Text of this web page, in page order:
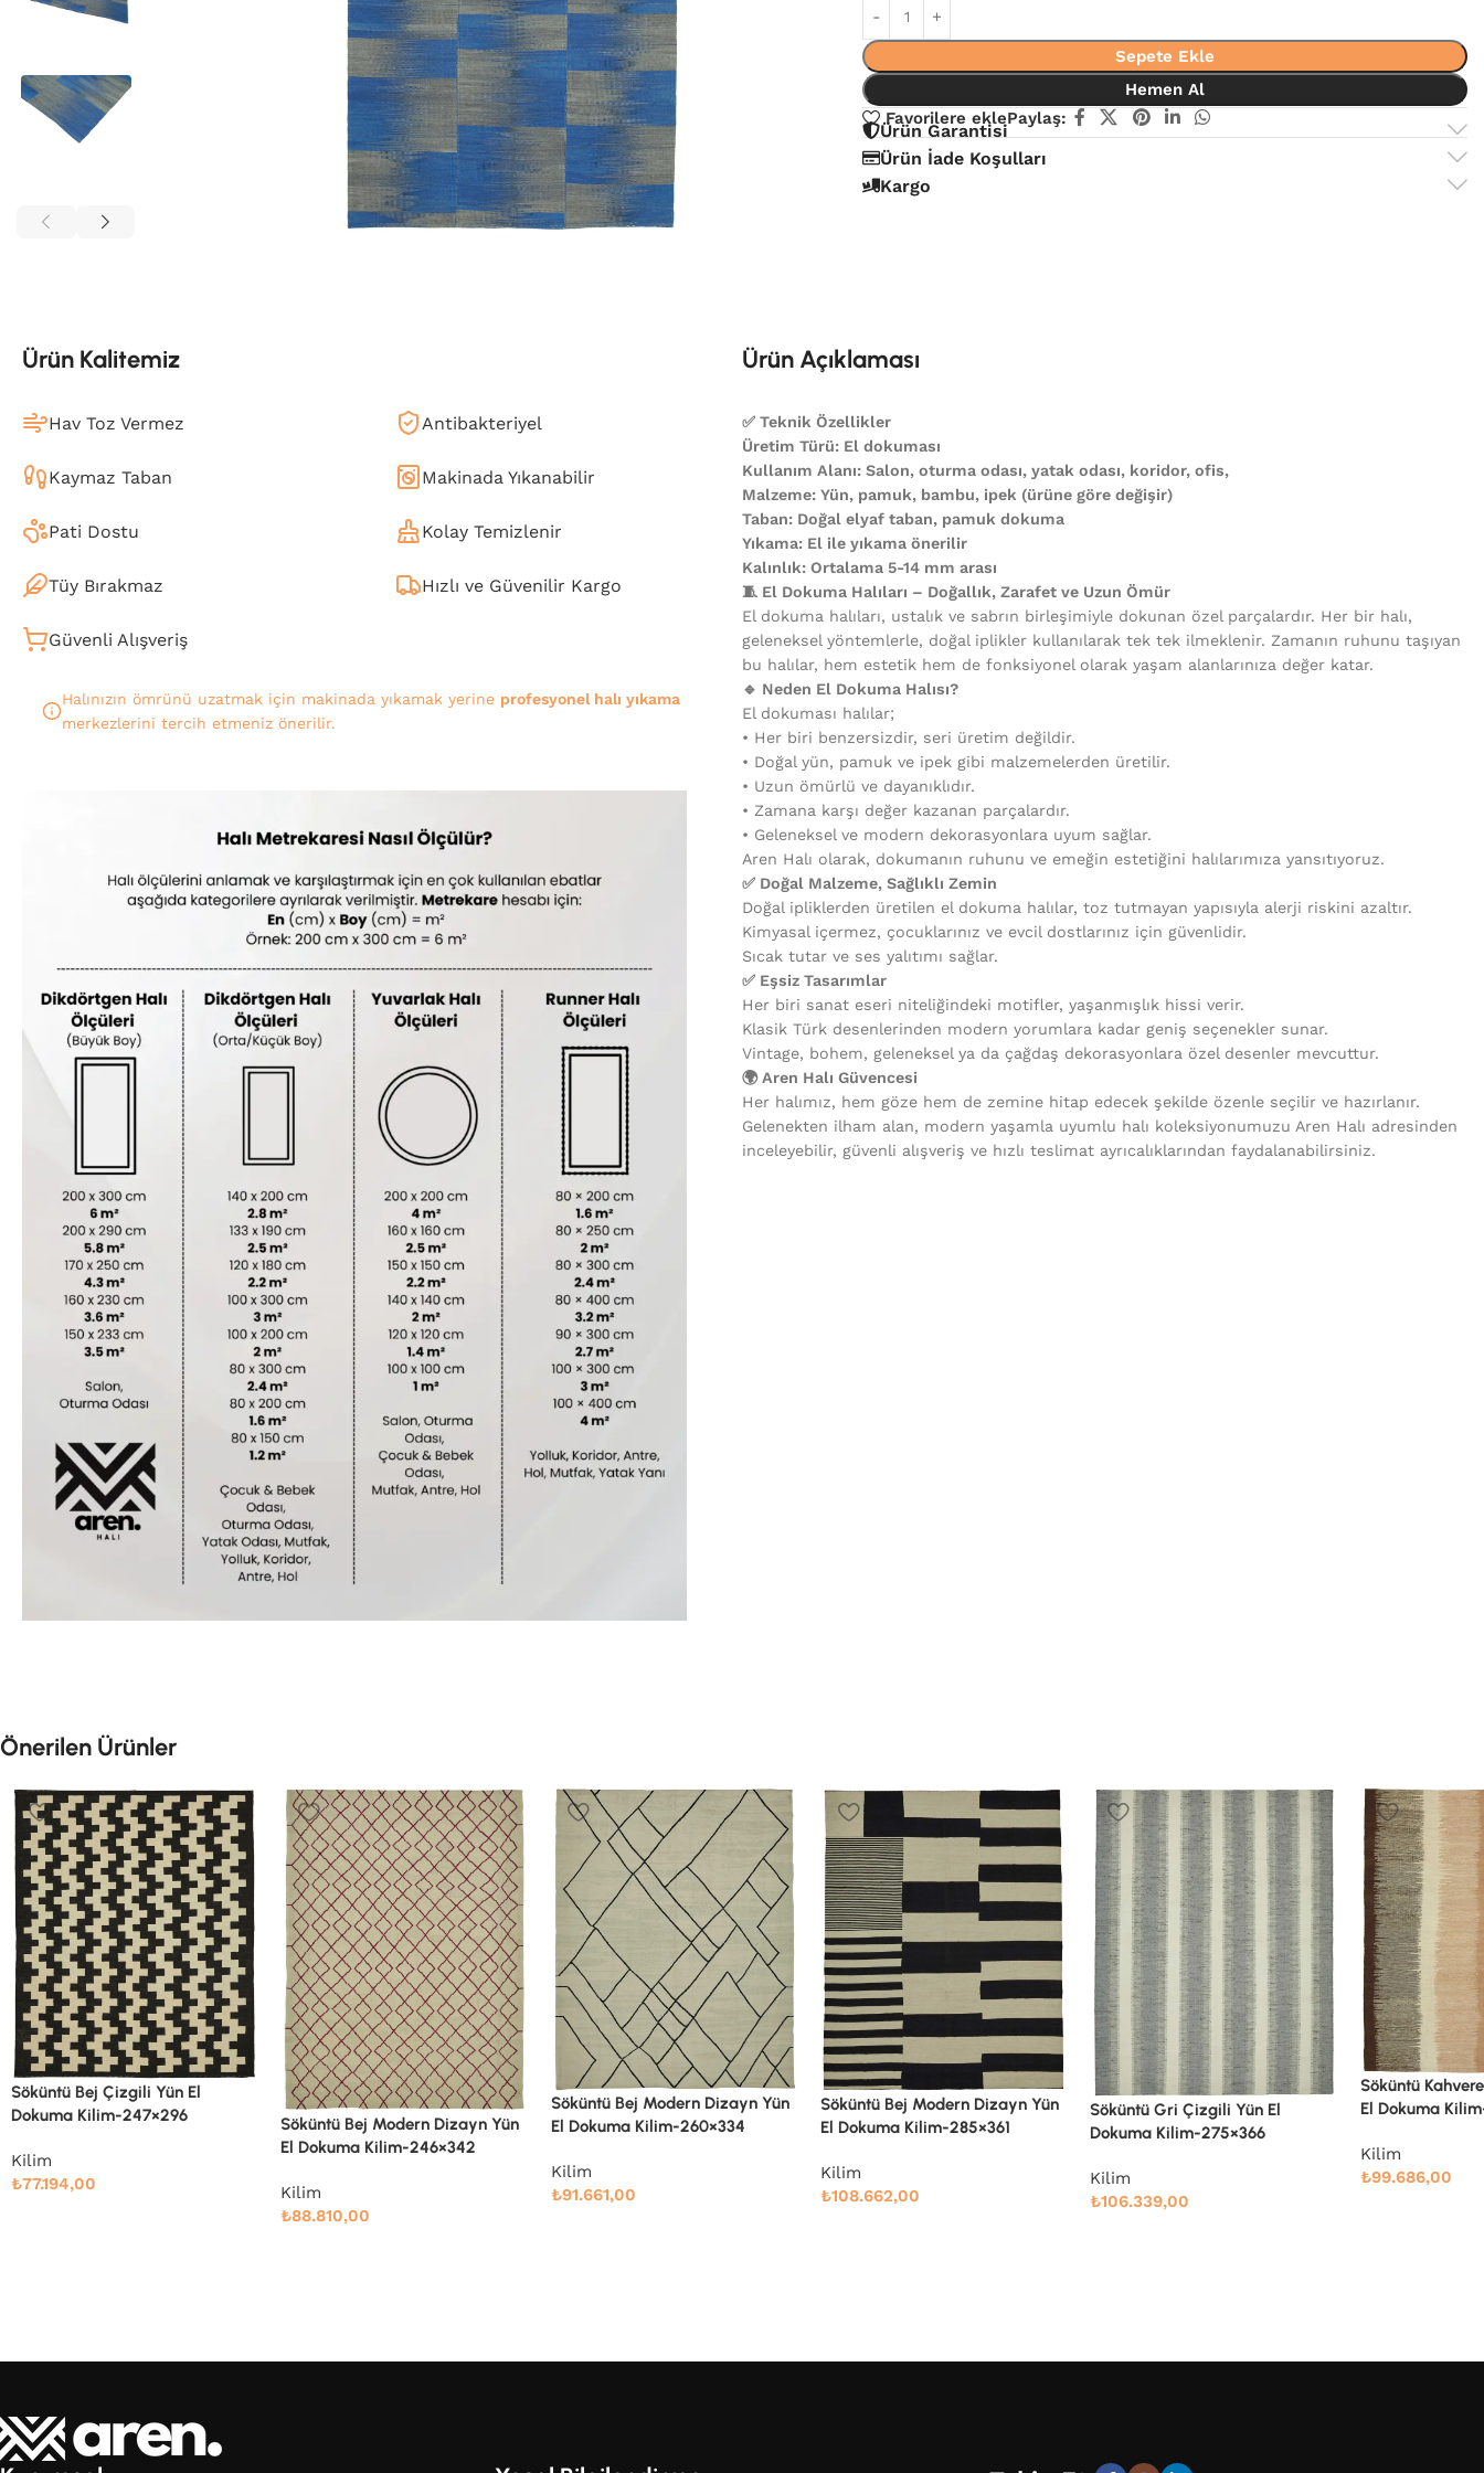
Sepete Ekle
Hemen Al
Favorilere eklePaylaş:
Ürün Garantisi
Ürün İade Koşulları
Kargo
Ürün Kalitemiz
Hav Toz Vermez Antibakteriyel
Kaymaz Taban Makinada Yıkanabilir
Pati Dostu Kolay Temizlenir
Tüy Bırakmaz Hızlı ve Güvenilir Kargo
Güvenli Alışveriş
Halınızın ömrünü uzatmak için makinada yıkamak yerine profesyonel halı yıkama
merkezlerini tercih etmeniz önerilir.
Ürün Açıklaması
✅ Teknik Özellikler
Üretim Türü: El dokuması
Kullanım Alanı: Salon, oturma odası, yatak odası, koridor, ofis,
Malzeme: Yün, pamuk, bambu, ipek (ürüne göre değişir)
Taban: Doğal elyaf taban, pamuk dokuma
Yıkama: El ile yıkama önerilir
Kalınlık: Ortalama 5-14 mm arası
🧵 El Dokuma Halıları – Doğallık, Zarafet ve Uzun Ömür
El dokuma halıları, ustalık ve sabrın birleşimiyle dokunan özel parçalardır. Her bir halı,
geleneksel yöntemlerle, doğal iplikler kullanılarak tek tek ilmeklenir. Zamanın ruhunu taşıyan
bu halılar, hem estetik hem de fonksiyonel olarak yaşam alanlarınıza değer katar.
🔹 Neden El Dokuma Halısı?
El dokuması halılar;
•⁠ ⁠Her biri benzersizdir, seri üretim değildir.
•⁠ ⁠Doğal yün, pamuk ve ipek gibi malzemelerden üretilir.
•⁠ ⁠Uzun ömürlü ve dayanıklıdır.
•⁠ ⁠Zamana karşı değer kazanan parçalardır.
•⁠ ⁠Geleneksel ve modern dekorasyonlara uyum sağlar.
Aren Halı olarak, dokumanın ruhunu ve emeğin estetiğini halılarımıza yansıtıyoruz.
✅ Doğal Malzeme, Sağlıklı Zemin
Doğal ipliklerden üretilen el dokuma halılar, toz tutmayan yapısıyla alerji riskini azaltır.
Kimyasal içermez, çocuklarınız ve evcil dostlarınız için güvenlidir.
Sıcak tutar ve ses yalıtımı sağlar.
✅ Eşsiz Tasarımlar
Her biri sanat eseri niteliğindeki motifler, yaşanmışlık hissi verir.
Klasik Türk desenlerinden modern yorumlara kadar geniş seçenekler sunar.
Vintage, bohem, geleneksel ya da çağdaş dekorasyonlara özel desenler mevcuttur.
🌍 Aren Halı Güvencesi
Her halımız, hem göze hem de zemine hitap edecek şekilde özenle seçilir ve hazırlanır.
Gelenekten ilham alan, modern yaşamla uyumlu halı koleksiyonumuzu Aren Halı adresinden
inceleyebilir, güvenli alışveriş ve hızlı teslimat ayrıcalıklarından faydalanabilirsiniz.
Önerilen Ürünler
Söküntü Bej Modern Dizayn Yün
Kilim
Söküntü Bej Modern Dizayn Yün
El Dokuma Kilim-260×334
₺91.661,00
Söküntü Bej Modern Dizayn Yün
El Dokuma Kilim-285×361
Kilim
₺108.662,00
Söküntü Gri Çizgili Yün El
Dokuma Kilim-275×366
Kilim
₺106.339,00
Söküntü Kahverengi Çizgili Yün
El Dokuma Kilim-244×387
₺99.686,00
Söküntü
El Dokuma